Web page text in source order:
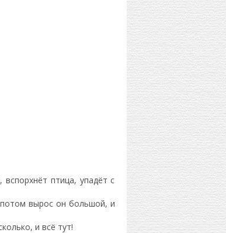
вспорхнёт птица, упадёт с
потом вырос он большой, и
и всё тут!